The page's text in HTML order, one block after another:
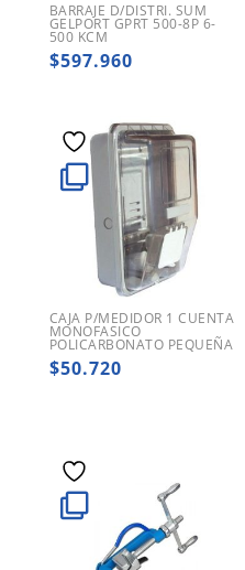
BARRAJE D/DISTRI. SUM
GELPORT GPRT 500-8P 6-
500 KCM
$597.960
CAJA P/MEDIDOR 1 CUENTA
MONOFASICO
POLICARBONATO PEQUEÑA
$50.720